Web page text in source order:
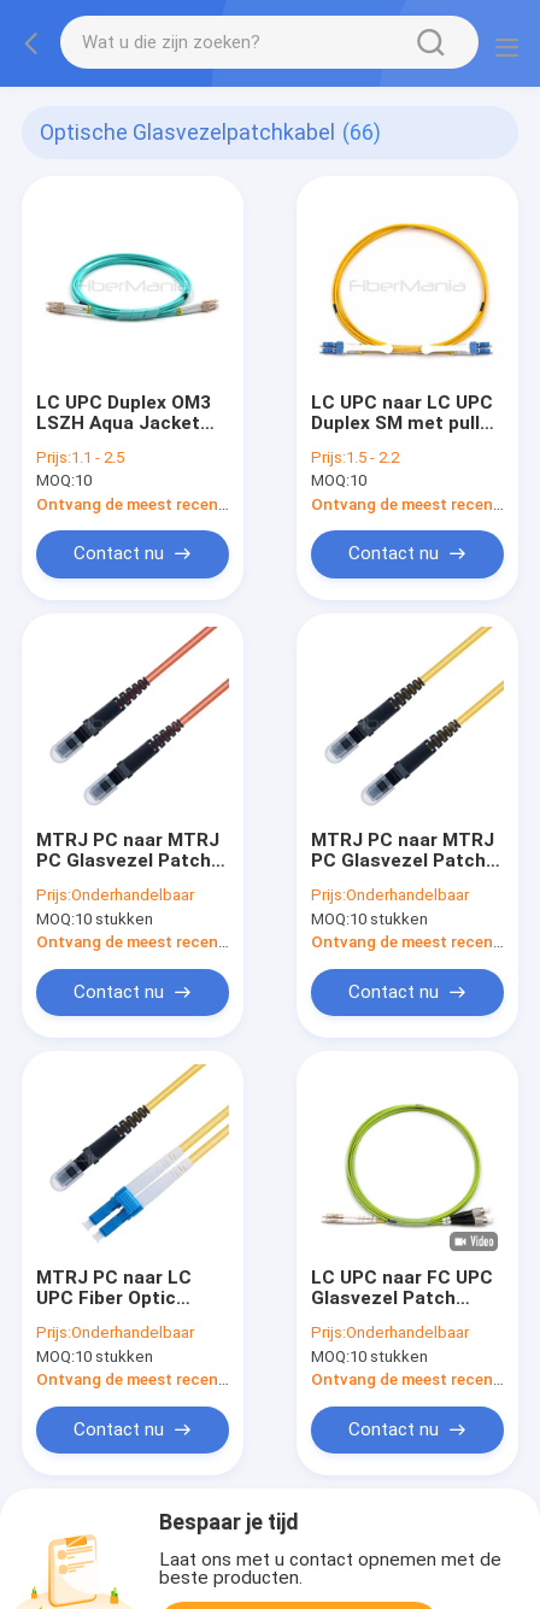
Optische Glasvezelpatchkabel (66)
LC UPC Duplex OM3
LSZH Aqua Jacket
Optische Fiber Patch
Cord
Prijs:1.1 - 2.5
MOQ:10
Contact nu
LC UPC naar LC UPC
Duplex SM met pull
Fiber Patch Cable
Prijs:1.5 - 2.2
MOQ:10
Contact nu
MTRJ PC naar MTRJ
PC Glasvezel Patch
62.5/125 OM1
Multimode OFNR
3.0mm Oranje
Prijs:Onderhandelbaar
MOQ:10 stukken
Contact nu
MTRJ PC naar MTRJ
PC Glasvezel Patch
Mode OS2 OFNR 3,0
mm Geel
Prijs:Onderhandelbaar
MOQ:10 stukken
Contact nu
MTRJ PC naar LC
UPC Fiber Optic
Single Mode OS2
OFNR 3,0 mm Geel
Prijs:Onderhandelbaar
MOQ:10 stukken
Ontvang de meest recente Prijs
Contact nu
LC UPC naar FC UPC
Glasvezel Patch
Multimode OFNR 2,0
mm Lime Green
Prijs:Onderhandelbaar
MOQ:10 stukken
Ontvang de meest recente Prijs
Contact nu
Bespaar je tijd
Laat ons met u contact opnemen met de
beste producten.